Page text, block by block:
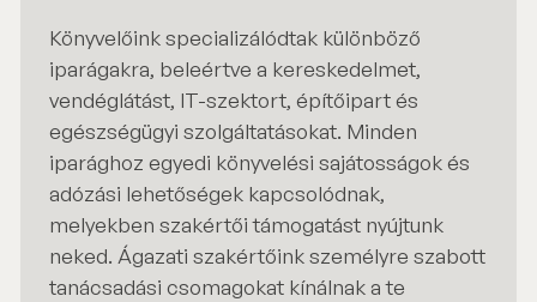
Könyvelőink specializálódtak különböző
iparágakra, beleértve a kereskedelmet,
vendéglátást, IT-szektort, építőipart és
egészségügyi szolgáltatásokat. Minden
iparághoz egyedi könyvelési sajátosságok és
adózási lehetőségek kapcsolódnak,
melyekben szakértői támogatást nyújtunk
neked. Ágazati szakértőink személyre szabott
tanácsadási csomagokat kínálnak a te